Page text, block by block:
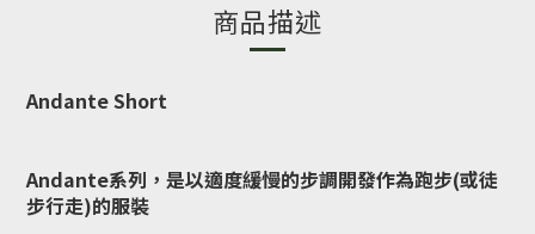
商品描述
Andante Short
Andante系列，是以適度緩慢的步調開發作為跑步(或徒
步行走)的服裝